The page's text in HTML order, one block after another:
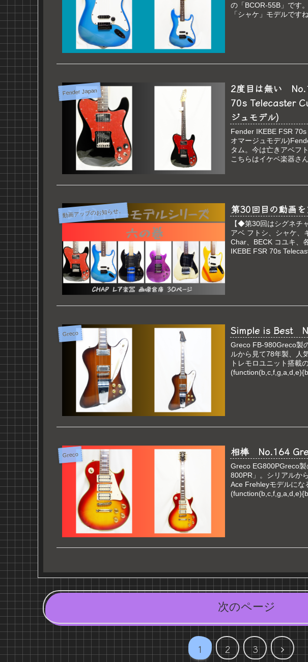
の「BCOR-55B」です
「シャケ」モデルで
Fender Japan
2度目は無い
70s Telecaster
ジュモデル)
Fender IKEBE FSR
オマージュモデル
タム。今は亡きアベフ
こちらはイケベ楽器さ
動画アップのお知らせ。 第30回目の動画を
【◆第30回はシグネチ
アベ フトシ、シャケ、
Char、BECK コユキ、
IKEBE FSR 70s
Greco Simple is Best
Greco FB-980Greco製
ルから見て78年製、人
トレモロユニット搭載
Greco 相棒 No.164
Greco EG800PGreco
800PR」。シリアルか
Ace Frehleyモデルにな
次のページ
1 2 3 次